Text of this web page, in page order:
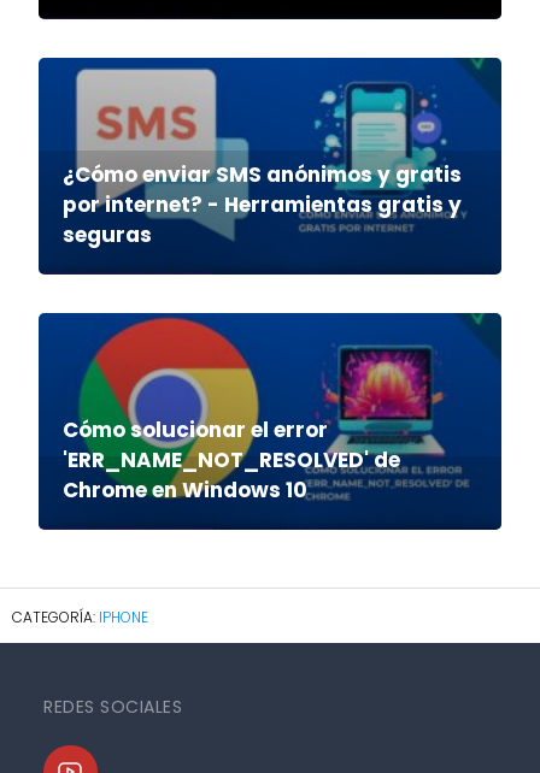
¿Cómo enviar SMS anónimos y gratis
por internet? - Herramientas gratis y
seguras
Cómo solucionar el error
'ERR_NAME_NOT_RESOLVED' de
Chrome en Windows 10
IPHONE
REDES SOCIALES